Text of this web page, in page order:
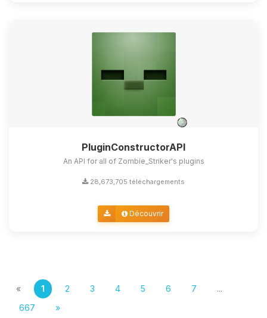
PluginConstructorAPI
An API for all of Zombie_Striker's plugins
28,673,705 téléchargements
Découvrir
« 1 2 3 4 5 6 7
...
667
»